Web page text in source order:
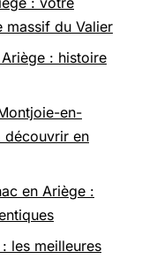
massif du Valier
: histoire
en-
découvrir en
en Ariège :
les meilleures